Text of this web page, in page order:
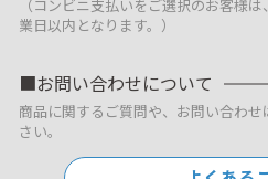
（コンビニ支払いをご選択のお客様
業日以内となります。）
お問い合わせについて
商品に関するご質問や、お問い合わ
さい。